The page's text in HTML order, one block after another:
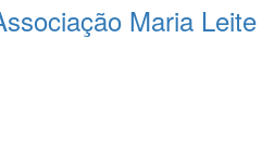
Maria Leite